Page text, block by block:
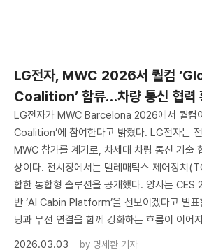
LG전자, MWC 2026서 퀄컴
Coalition’ 합류…차량 통신 협력
LG전자가 MWC Barcelona 2026에서 퀄컴
Coalition’에 참여한다고 밝혔다. LG전자는
MWC 참가를 계기로, 차세대 차량 통신 기술
상이다. 전시장에서는 텔레매틱스 제어장치
합한 통합형 솔루션을 공개했다. 양사는 CES
반 ‘AI Cabin Platform’을 선보이겠다고 발
팅과 무선 연결을 함께 강화하는 흐름이 이어
2026.03.03
by 명세환 기자